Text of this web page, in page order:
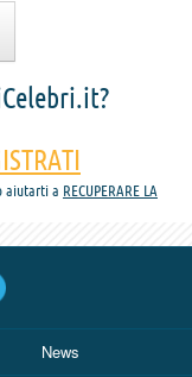
aiutarti a RECUPERARE LA
News